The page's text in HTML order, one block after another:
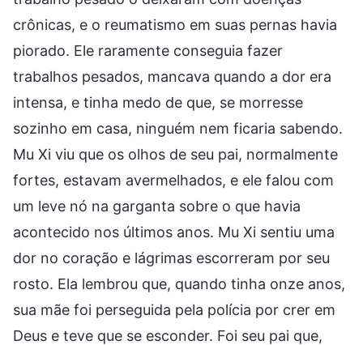
crônicas, e o reumatismo em suas pernas havia
piorado. Ele raramente conseguia fazer
trabalhos pesados, mancava quando a dor era
intensa, e tinha medo de que, se morresse
sozinho em casa, ninguém nem ficaria sabendo.
Mu Xi viu que os olhos de seu pai, normalmente
fortes, estavam avermelhados, e ele falou com
um leve nó na garganta sobre o que havia
acontecido nos últimos anos. Mu Xi sentiu uma
dor no coração e lágrimas escorreram por seu
rosto. Ela lembrou que, quando tinha onze anos,
sua mãe foi perseguida pela polícia por crer em
Deus e teve que se esconder. Foi seu pai que,